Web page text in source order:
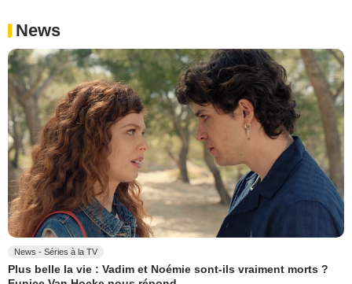
News
News - Séries à la TV
Plus belle la vie : Vadim et Noémie sont-ils vraiment morts ?